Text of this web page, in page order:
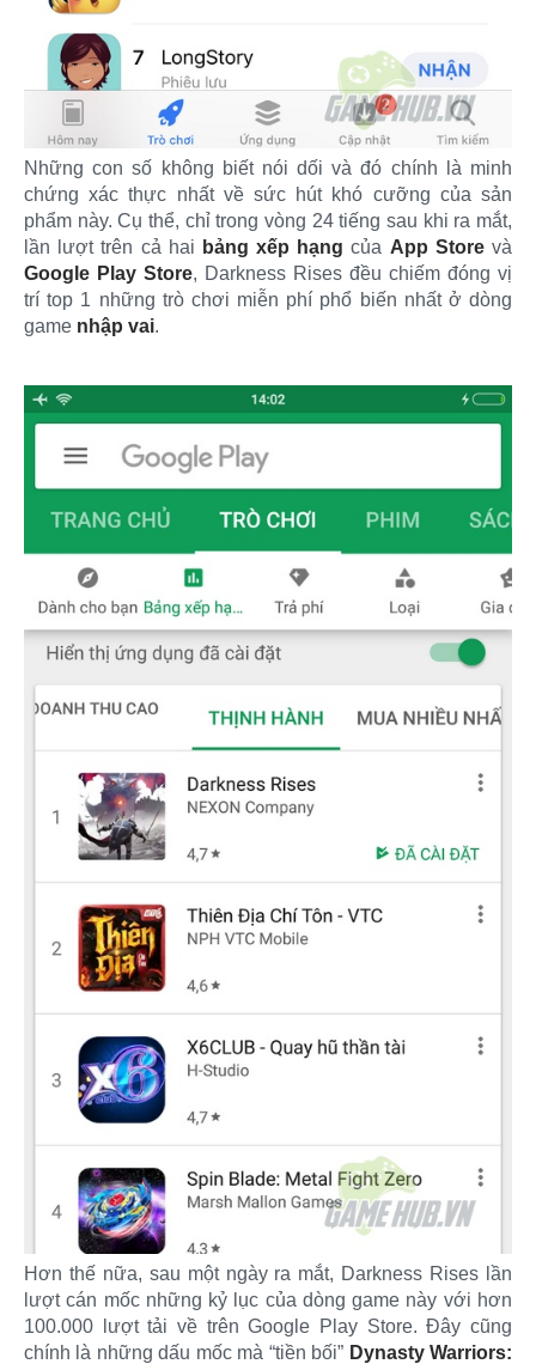
Những con số không biết nói dối và đó chính là minh
chứng xác thực nhất về sức hút khó cưỡng của sản
phẩm này. Cụ thể, chỉ trong vòng 24 tiếng sau khi ra mắt,
lần lượt trên cả hai bảng xếp hạng của App Storevà
Google Play Store, Darkness Rises đều chiếm đóng vị
trí top 1 những trò chơi miễn phí phổ biến nhất ở dòng
game nhập vai.
Hơn thế nữa, sau một ngày ra mắt, Darkness Rises lần
lượt cán mốc những kỷ lục của dòng game này với hơn
100.000 lượt tải về trên Google Play Store. Đây cũng
chính là những dấu mốc mà “tiền bối” Dynasty Warriors: